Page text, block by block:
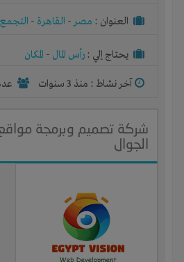
العنوان : مصر- القاهرة -
يحتاج إلي : رأس المال - المكان
آخر نشاط : منذ 3 سنوات عدد
شركة تصميم وبرمجة
الجوال